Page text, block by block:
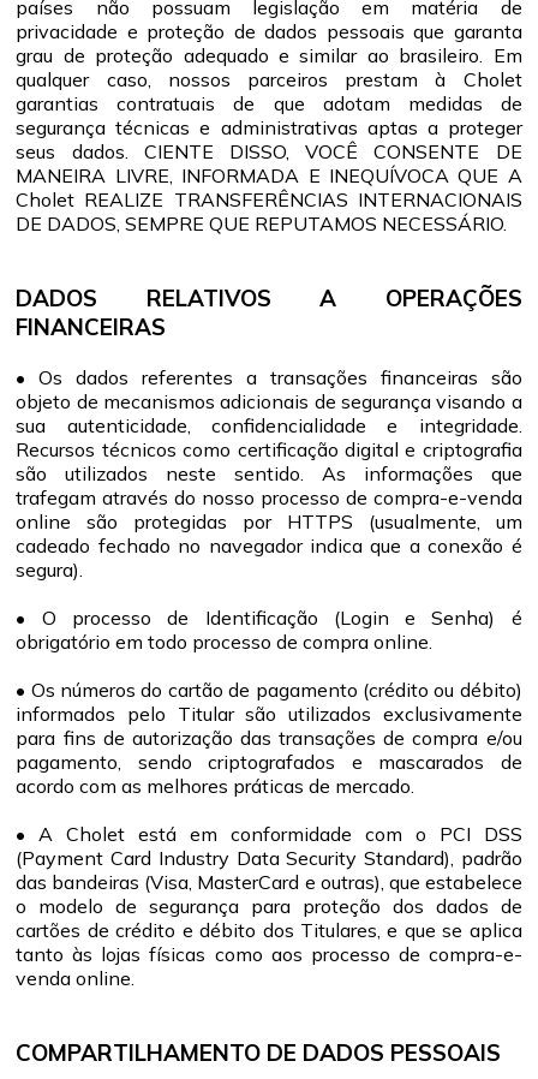
países não possuam legislação em matéria de
privacidade e proteção de dados pessoais que garanta
grau de proteção adequado e similar ao brasileiro. Em
qualquer caso, nossos parceiros prestam à Cholet
garantias contratuais de que adotam medidas de
segurança técnicas e administrativas aptas a proteger
seus dados. CIENTE DISSO, VOCÊ CONSENTE DE
MANEIRA LIVRE, INFORMADA E INEQUÍVOCA QUE A
Cholet REALIZE TRANSFERÊNCIAS INTERNACIONAIS
DE DADOS, SEMPRE QUE REPUTAMOS NECESSÁRIO.
DADOS RELATIVOS A OPERAÇÕES
FINANCEIRAS
• Os dados referentes a transações financeiras são
objeto de mecanismos adicionais de segurança visando a
sua autenticidade, confidencialidade e integridade.
Recursos técnicos como certificação digital e criptografia
são utilizados neste sentido. As informações que
trafegam através do nosso processo de compra-e-venda
online são protegidas por HTTPS (usualmente, um
cadeado fechado no navegador indica que a conexão é
segura).
• O processo de Identificação (Login e Senha) é
obrigatório em todo processo de compra online.
• Os números do cartão de pagamento (crédito ou débito)
informados pelo Titular são utilizados exclusivamente
para fins de autorização das transações de compra e/ou
pagamento, sendo criptografados e mascarados de
acordo com as melhores práticas de mercado.
• A Cholet está em conformidade com o PCI DSS
(Payment Card Industry Data Security Standard), padrão
das bandeiras (Visa, MasterCard e outras), que estabelece
o modelo de segurança para proteção dos dados de
cartões de crédito e débito dos Titulares, e que se aplica
tanto às lojas físicas como aos processo de compra-e-
venda online.
COMPARTILHAMENTO DE DADOS PESSOAIS